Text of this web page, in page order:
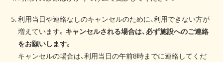
利用当日や連絡なしのキャンセルのために、利用できない方が
増えています。 キャンセルされる場合は、必ず施設へのご連絡
をお願いします。
キャンセルの場合は、利用当日の午前8時までに連絡してくだ